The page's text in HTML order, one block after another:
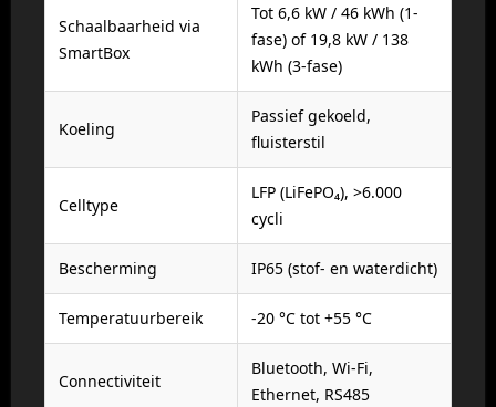
Schaalbaarheid via
SmartBox
Tot 6,6 kW / 46 kWh (1-
fase) of 19,8 kW / 138
kWh (3-fase)
Koeling
Passief gekoeld,
fluisterstil
Celltype
LFP (LiFePO₄), >6.000
cycli
Bescherming IP65 (stof- en waterdicht)
Temperatuurbereik -20 °C tot +55 °C
Connectiviteit
Bluetooth, Wi-Fi,
Ethernet, RS485